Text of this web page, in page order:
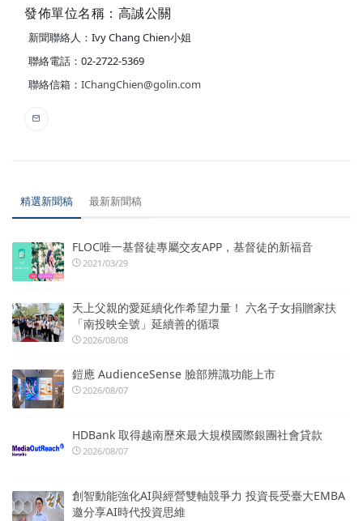
發佈單位名稱：高誠公關
新聞聯絡人：Ivy Chang Chien小姐
聯絡電話：02-2722-5369
聯絡信箱： IChangChien@golin.com
精選新聞稿 最新新聞稿
FLOC唯一基督徒專屬交友APP，基督徒的新福音
2021/03/29
天上父親的愛延續化作希望力量！ 六名子女捐贈家扶
「南投映全號」延續善的循環
2026/08/08
鎧應 AudienceSense 臉部辨識功能上市
2026/08/07
HDBank 取得越南歷來最大規模國際銀團社會貸款
2026/08/07
創智動能強化AI與經營雙軸競爭力 投資長受臺大EMBA
邀分享AI時代投資思維